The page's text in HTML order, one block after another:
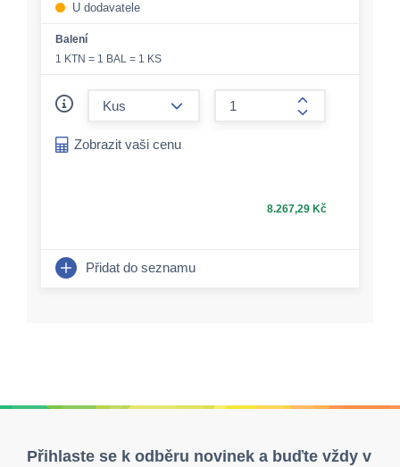
U dodavatele
Balení
1 KTN = 1 BAL = 1 KS
form.increase-
Zobrazit vaši cenu
8.267,29 Kč
Přidat do seznamu
Přihlaste se k odběru novinek a buďte vždy v